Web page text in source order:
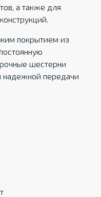
а также для
покрытием из
шестерни
надежной передачи